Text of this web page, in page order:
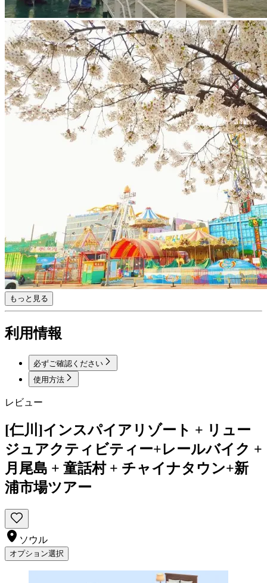
もっと見る
利用情報
必ずご確認ください
使用方法
レビュー
[仁川]インスパイアリゾート + リュー
ジュアクティビティー+レールバイク +
月尾島 + 童話村 + チャイナタウン+新
浦市場ツアー
ソウル
オプション選択